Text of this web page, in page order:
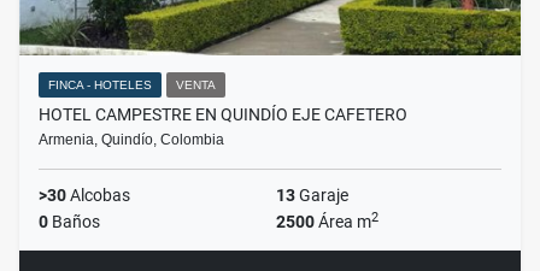
FINCA - HOTELES VENTA
HOTEL CAMPESTRE EN QUINDÍO EJE CAFETERO
Armenia, Quindío, Colombia
>30Alcobas 13Garaje
0 Baños 2500Área m2